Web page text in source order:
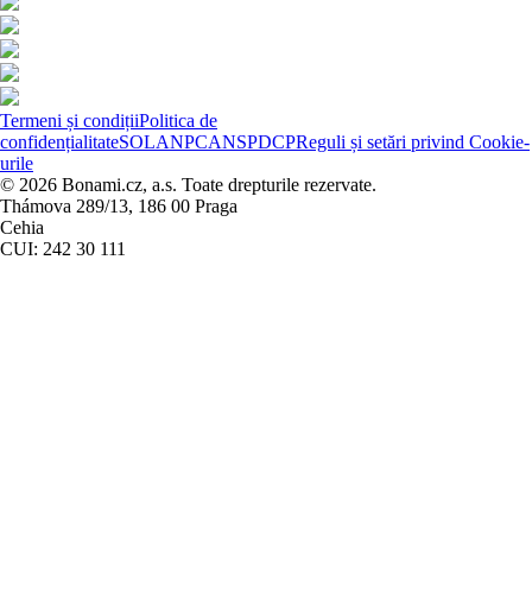
Termeni și condițiiPolitica de
confidențialitateSOLANPCANSPDCPReguli și setări privind Cookie-
urile
© 2026 Bonami.cz, a.s. Toate drepturile rezervate.
Thámova 289/13, 186 00 Praga
Cehia
CUI: 242 30 111